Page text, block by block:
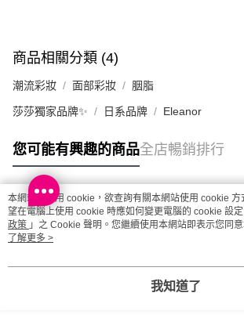
商品相關分類 (4)
潮流彩妝 面部彩妝 胭脂
莎莎獨家品牌✨ 日系品牌 Eleanor
您可能有興趣的商品全店暢銷排行
熱門標籤
熱銷排行
本網站中使用 cookie，欲查詢有關本網站使用 cookie
望在電腦上使用 cookie 時應如何變更電腦的 cookie 設
政策 」之 Cookie 聲明。您繼續使用本網站即表示您同
條款之 Cookie 聲明使用 cookie。
了解更多 >
我知道了